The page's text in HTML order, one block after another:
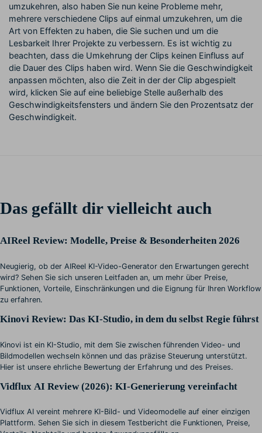
umzukehren, also haben Sie nun keine Probleme mehr,
mehrere verschiedene Clips auf einmal umzukehren, um die
Art von Effekten zu haben, die Sie suchen und um die
Lesbarkeit Ihrer Projekte zu verbessern. Es ist wichtig zu
beachten, dass die Umkehrung der Clips keinen Einfluss auf
die Dauer des Clips haben wird. Wenn Sie die Geschwindigkeit
anpassen möchten, also die Zeit in der der Clip abgespielt
wird, klicken Sie auf eine beliebige Stelle außerhalb des
Geschwindigkeitsfensters und ändern Sie den Prozentsatz der
Geschwindigkeit.
Das gefällt dir vielleicht auch
AIReel Review: Modelle, Preise & Besonderheiten 2026
Neugierig, ob der AIReel KI-Video-Generator den Erwartungen gerecht
wird? Sehen Sie sich unseren Leitfaden an, um mehr über Preise,
Funktionen, Vorteile, Einschränkungen und die Eignung für Ihren Workflow
zu erfahren.
Kinovi Review: Das KI-Studio, in dem du selbst Regie führst
Kinovi ist ein KI-Studio, mit dem Sie zwischen führenden Video- und
Bildmodellen wechseln können und das präzise Steuerung unterstützt.
Hier ist unsere ehrliche Bewertung der Erfahrung und des Preises.
Vidflux AI Review (2026): KI-Generierung vereinfacht
Vidflux AI vereint mehrere KI-Bild- und Videomodelle auf einer einzigen
Plattform. Sehen Sie sich in diesem Testbericht die Funktionen, Preise,